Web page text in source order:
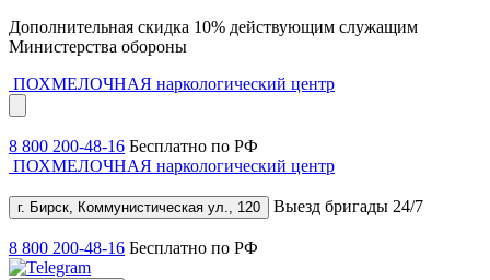
Дополнительная скидка 10% действующим служащим
Министерства обороны
ПОХМЕЛОЧНАЯ наркологический центр
8 800 200-48-16 Бесплатно по РФ
ПОХМЕЛОЧНАЯ наркологический центр
г. Бирск, Коммунистическая ул., 120 Выезд бригады 24/7
8 800 200-48-16 Бесплатно по РФ